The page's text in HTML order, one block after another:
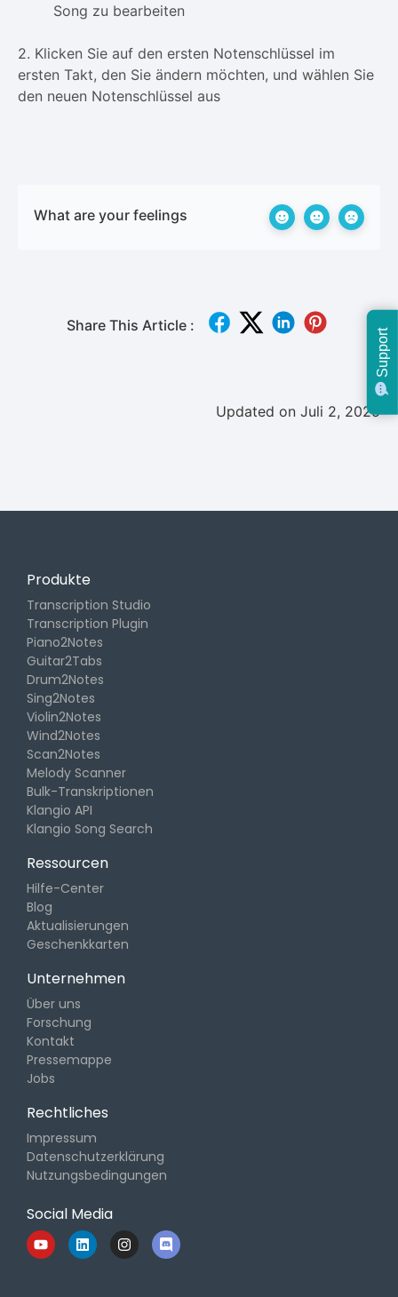
Song zu bearbeiten
2. Klicken Sie auf den ersten Notenschlüssel im
ersten Takt, den Sie ändern möchten, und wählen Sie
den neuen Notenschlüssel aus
What are your feelings
Share This Article :
Updated on Juli 2, 2025
Produkte
Transcription Studio
Transcription Plugin
Piano2Notes
Guitar2Tabs
Drum2Notes
Sing2Notes
Violin2Notes
Wind2Notes
Scan2Notes
Melody Scanner
Bulk-Transkriptionen
Klangio API
Klangio Song Search
Ressourcen
Hilfe-Center
Blog
Aktualisierungen
Geschenkkarten
Unternehmen
Über uns
Forschung
Kontakt
Pressemappe
Jobs
Rechtliches
Impressum
Datenschutzerklärung
Nutzungsbedingungen
Social Media
Support